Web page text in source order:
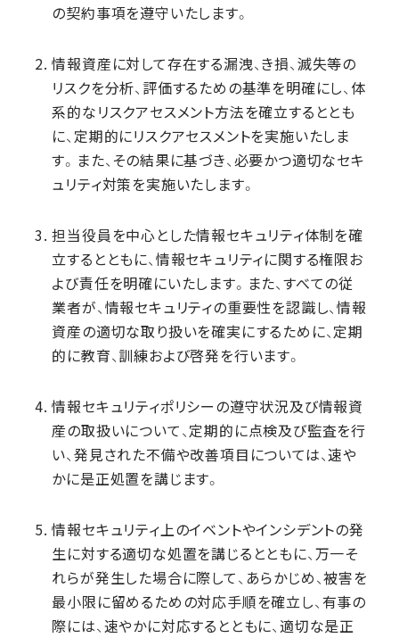
の契約事項を遵守いたします。
情報資産に対して存在する漏洩、き損、滅失等の
リスクを分析、評価するための基準を明確にし、体
系的なリスクアセスメント方法を確立するととも
に、定期的にリスクアセスメントを実施いたしま
す。また、その結果に基づき、必要かつ適切なセキ
ュリティ対策を実施いたします。
担当役員を中心とした情報セキュリティ体制を確
立するとともに、情報セキュリティに関する権限お
よび責任を明確にいたします。また、すべての従
業者が、情報セキュリティの重要性を認識し、情報
資産の適切な取り扱いを確実にするために、定期
的に教育、訓練および啓発を行います。
情報セキュリティポリシーの遵守状況及び情報資
産の取扱いについて、定期的に点検及び監査を行
い、発見された不備や改善項目については、速や
かに是正処置を講じます。
情報セキュリティ上のイベントやインシデントの発
生に対する適切な処置を講じるとともに、万一そ
れらが発生した場合に際して、あらかじめ、被害を
最小限に留めるための対応手順を確立し、有事の
際には、速やかに対応するとともに、適切な是正